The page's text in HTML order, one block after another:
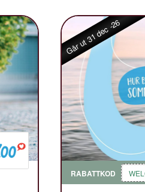
Går ut 31 dec -26
RABATTKOD